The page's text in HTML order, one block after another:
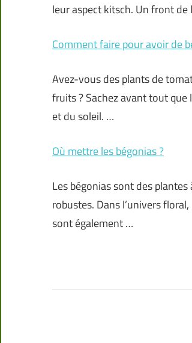
leur aspect kitsch. Un front
Comment faire pour avoir de
Avez-vous des plants de
fruits ? Sachez avant tout
et du soleil. …
Où mettre les bégonias ?
Les bégonias sont des
robustes. Dans l’univers
sont également …